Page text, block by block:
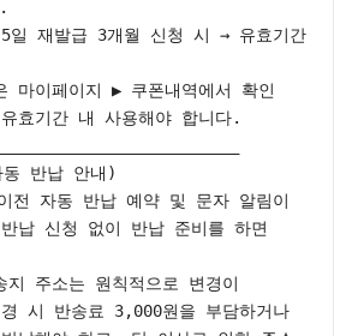
재발급 3개월 신청 시 → 유효기간
마이페이지 ▶ 쿠폰내역에서 확인
효기간 내 사용해야 합니다.
반납 안내)
전 자동 반납 예약 및 문자 알림이
납 신청 없이 반납 준비를 하면
주소는 원칙적으로 변경이
시 반송료 3,000원을 부담하거나